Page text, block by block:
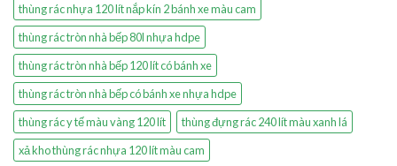
thùng rác nhựa 120 lít nắp kín 2 bánh xe màu cam
thùng rác tròn nhà bếp 80l nhựa hdpe
thùng rác tròn nhà bếp 120 lít có bánh xe
thùng rác tròn nhà bếp có bánh xe nhựa hdpe
thùng rác y tế màu vàng 120 lít
thùng đựng rác 240 lít màu xanh lá
xả kho thùng rác nhựa 120 lít màu cam